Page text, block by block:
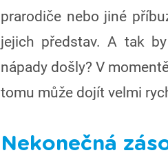
prarodiče nebo jiné
jejich představ. A tak
nápady došly? V
tomu může dojít velmi
Nekonečná